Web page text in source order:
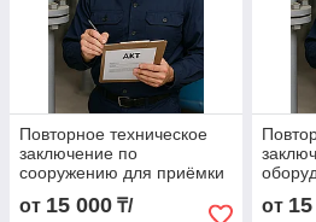
Повторное техническое
заключение по
сооружению для приёмки
от 15 000 ₸/
от